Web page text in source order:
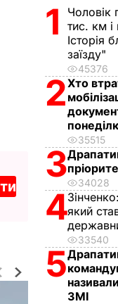
1
Чоловік
тис. км
Історія
заїзду"
45376
2Хто
35515
3 34028
4Зінченко:
який
33540
5
ЗМІ